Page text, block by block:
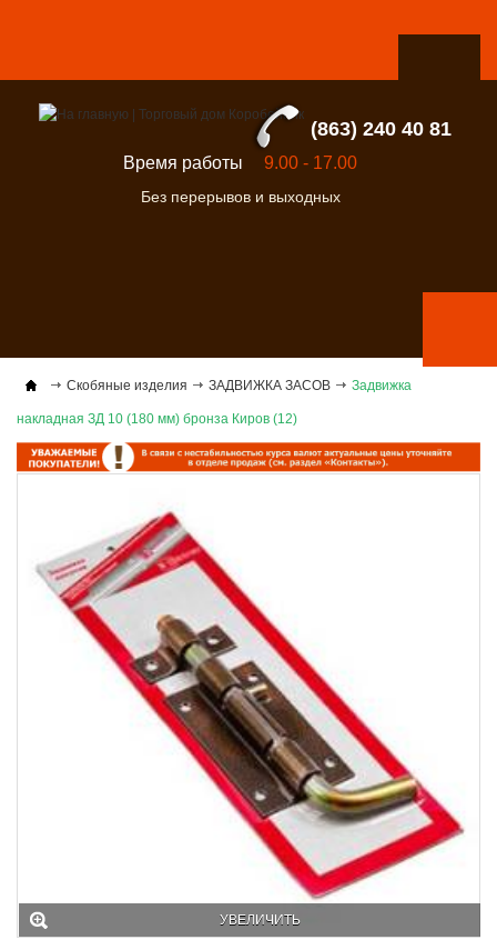
(863) 240 40 81
Время работы 9.00 - 17.00
Без перерывов и выходных
Скобяные изделия ЗАДВИЖКА ЗАСОВ Задвижка
накладная ЗД 10 (180 мм) бронза Киров (12)
УВЕЛИЧИТЬ